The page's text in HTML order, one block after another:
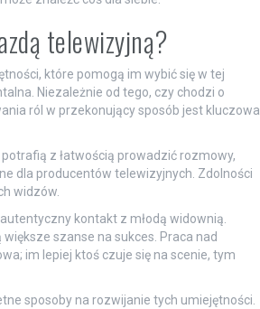
telewizyjną?
które pomogą im wybić się w tej
Niezależnie od tego, czy chodzi o
ról w przekonujący sposób jest kluczowa
z łatwością prowadzić rozmowy,
dla producentów telewizyjnych. Zdolności
widzów.
kontakt z młodą widownią.
szanse na sukces. Praca nad
im lepiej ktoś czuje się na scenie, tym
sposoby na rozwijanie tych umiejętności.